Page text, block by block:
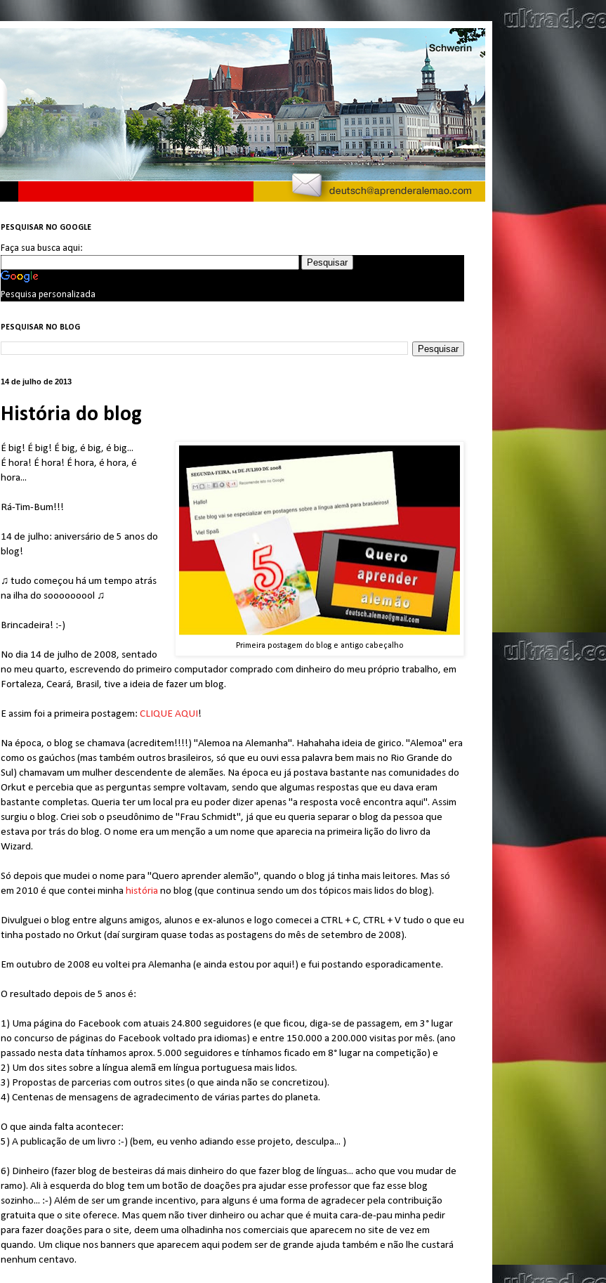
PESQUISAR NO GOOGLE
Faça sua busca aqui:
Pesquisa personalizada
PESQUISAR NO BLOG
14 de julho de 2013
História do blog
Primeira postagem do blog e antigo cabeçalho
É big! É big! É big, é big, é big...
É hora! É hora! É hora, é hora, é
hora...
Rá-Tim-Bum!!!
14 de julho: aniversário de 5 anos do
blog!
♫ tudo começou há um tempo atrás
na ilha do sooooooool ♫
Brincadeira! :-)
No dia 14 de julho de 2008, sentado
no meu quarto, escrevendo do primeiro computador comprado com dinheiro do meu próprio trabalho, em
Fortaleza, Ceará, Brasil, tive a ideia de fazer um blog.
E assim foi a primeira postagem: CLIQUE AQUI!
Na época, o blog se chamava (acreditem!!!!) "Alemoa na Alemanha". Hahahaha ideia de girico. "Alemoa" era
como os gaúchos (mas também outros brasileiros, só que eu ouvi essa palavra bem mais no Rio Grande do
Sul) chamavam um mulher descendente de alemães. Na época eu já postava bastante nas comunidades do
Orkut e percebia que as perguntas sempre voltavam, sendo que algumas respostas que eu dava eram
bastante completas. Queria ter um local pra eu poder dizer apenas "a resposta você encontra aqui". Assim
surgiu o blog. Criei sob o pseudônimo de "Frau Schmidt", já que eu queria separar o blog da pessoa que
estava por trás do blog. O nome era um menção a um nome que aparecia na primeira lição do livro da
Wizard.
Só depois que mudei o nome para "Quero aprender alemão", quando o blog já tinha mais leitores. Mas só
em 2010 é que contei minha história no blog (que continua sendo um dos tópicos mais lidos do blog).
Divulguei o blog entre alguns amigos, alunos e ex-alunos e logo comecei a CTRL + C, CTRL + V tudo o que eu
tinha postado no Orkut (daí surgiram quase todas as postagens do mês de setembro de 2008).
Em outubro de 2008 eu voltei pra Alemanha (e ainda estou por aqui!) e fui postando esporadicamente.
O resultado depois de 5 anos é:
1) Uma página do Facebook com atuais 24.800 seguidores (e que ficou, diga-se de passagem, em 3° lugar
no concurso de páginas do Facebook voltado pra idiomas) e entre 150.000 a 200.000 visitas por mês. (ano
passado nesta data tínhamos aprox. 5.000 seguidores e tínhamos ficado em 8° lugar na competição) e
2) Um dos sites sobre a língua alemã em língua portuguesa mais lidos.
3) Propostas de parcerias com outros sites (o que ainda não se concretizou).
4) Centenas de mensagens de agradecimento de várias partes do planeta.
O que ainda falta acontecer:
5) A publicação de um livro :-) (bem, eu venho adiando esse projeto, desculpa... )
6) Dinheiro (fazer blog de besteiras dá mais dinheiro do que fazer blog de línguas... acho que vou mudar de
ramo). Ali à esquerda do blog tem um botão de doações pra ajudar esse professor que faz esse blog
sozinho... :-) Além de ser um grande incentivo, para alguns é uma forma de agradecer pela contribuição
gratuita que o site oferece. Mas quem não tiver dinheiro ou achar que é muita cara-de-pau minha pedir
para fazer doações para o site, deem uma olhadinha nos comerciais que aparecem no site de vez em
quando. Um clique nos banners que aparecem aqui podem ser de grande ajuda também e não lhe custará
nenhum centavo.